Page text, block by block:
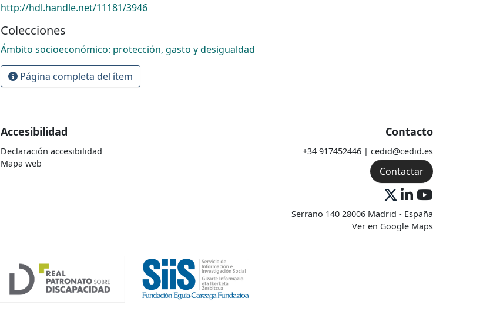
http://hdl.handle.net/11181/3946
Colecciones
Ámbito socioeconómico: protección, gasto y desigualdad
Página completa del ítem
Accesibilidad
Declaración accesibilidad
Mapa web
Contacto
+34 917452446 | cedid@cedid.es
Contactar
Serrano 140 28006 Madrid - España
Ver en Google Maps